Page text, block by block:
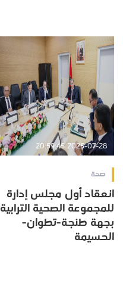
2025-07-28 20:59:45
صحة
انعقاد أول مجلس إدارة
للمجموعة الصحية الترابية
بجهة طنجة-تطوان-
الحسيمة